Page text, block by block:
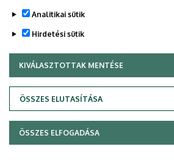
Adatvédelem
Copyright © 2026 Unideb
Analitikai sütik
Hirdetési sütik
KIVÁLASZTOTTAK MENTÉSE
ÖSSZES ELUTASÍTÁSA
WITHDRAW CONSENT
ÖSSZES ELFOGADÁSA